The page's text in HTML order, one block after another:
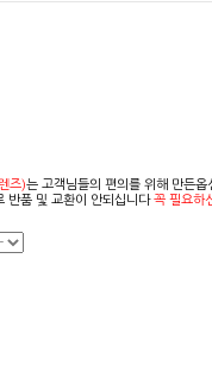
즈)는 고객님들의 편의를 위해 만든옵
반품 및 교환이 안되십니다꼭 필요하